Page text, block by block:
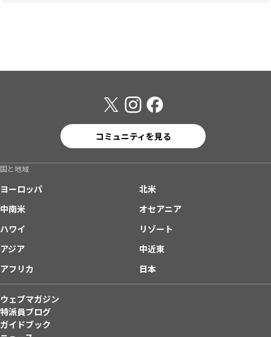
コミュニティを見る
国と地域
ヨーロッパ
北米
中南米
オセアニア
ハワイ
リゾート
アジア
中近東
アフリカ
日本
ウェブマガジン
特派員ブログ
ガイドブック